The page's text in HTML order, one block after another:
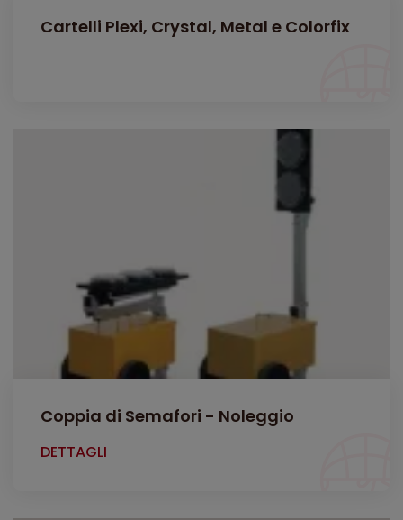
Cartelli Plexi, Crystal, Metal e Colorfix
Coppia di Semafori - Noleggio
DETTAGLI